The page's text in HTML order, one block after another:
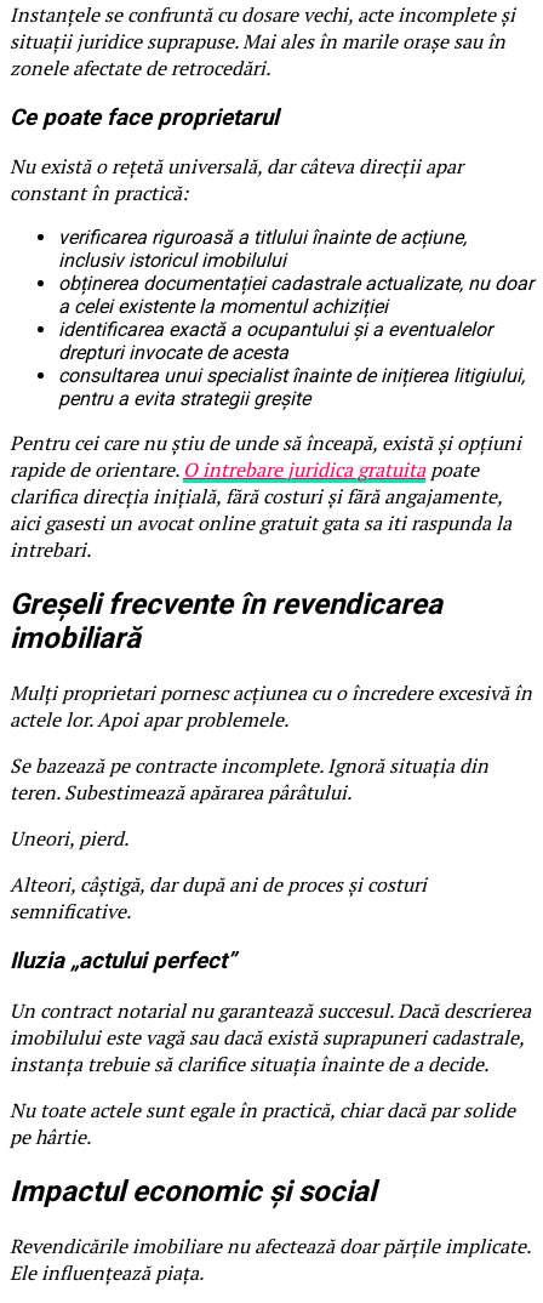
Instanțele se confruntă cu dosare vechi, acte incomplete și
situații juridice suprapuse. Mai ales în marile orașe sau în
zonele afectate de retrocedări.
Ce poate face proprietarul
Nu există o rețetă universală, dar câteva direcții apar
constant în practică:
verificarea riguroasă a titlului înainte de acțiune,
inclusiv istoricul imobilului
obținerea documentației cadastrale actualizate, nu doar
a celei existente la momentul achiziției
identificarea exactă a ocupantului și a eventualelor
drepturi invocate de acesta
consultarea unui specialist înainte de inițierea litigiului,
pentru a evita strategii greșite
Pentru cei care nu știu de unde să înceapă, există și opțiuni
rapide de orientare. O intrebare juridica gratuitapoate
clarifica direcția inițială, fără costuri și fără angajamente,
aici gasesti un avocat online gratuit gata sa iti raspunda la
intrebari.
Greșeli frecvente în revendicarea
imobiliară
Mulți proprietari pornesc acțiunea cu o încredere excesivă în
actele lor. Apoi apar problemele.
Se bazează pe contracte incomplete. Ignoră situația din
teren. Subestimează apărarea pârâtului.
Uneori, pierd.
Alteori, câștigă, dar după ani de proces și costuri
semnificative.
Iluzia „actului perfect”
Un contract notarial nu garantează succesul. Dacă descrierea
imobilului este vagă sau dacă există suprapuneri cadastrale,
instanța trebuie să clarifice situația înainte de a decide.
Nu toate actele sunt egale în practică, chiar dacă par solide
pe hârtie.
Impactul economic și social
Revendicările imobiliare nu afectează doar părțile implicate.
Ele influențează piața.